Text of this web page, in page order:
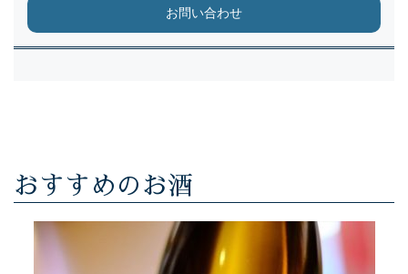
お問い合わせ
おすすめのお酒